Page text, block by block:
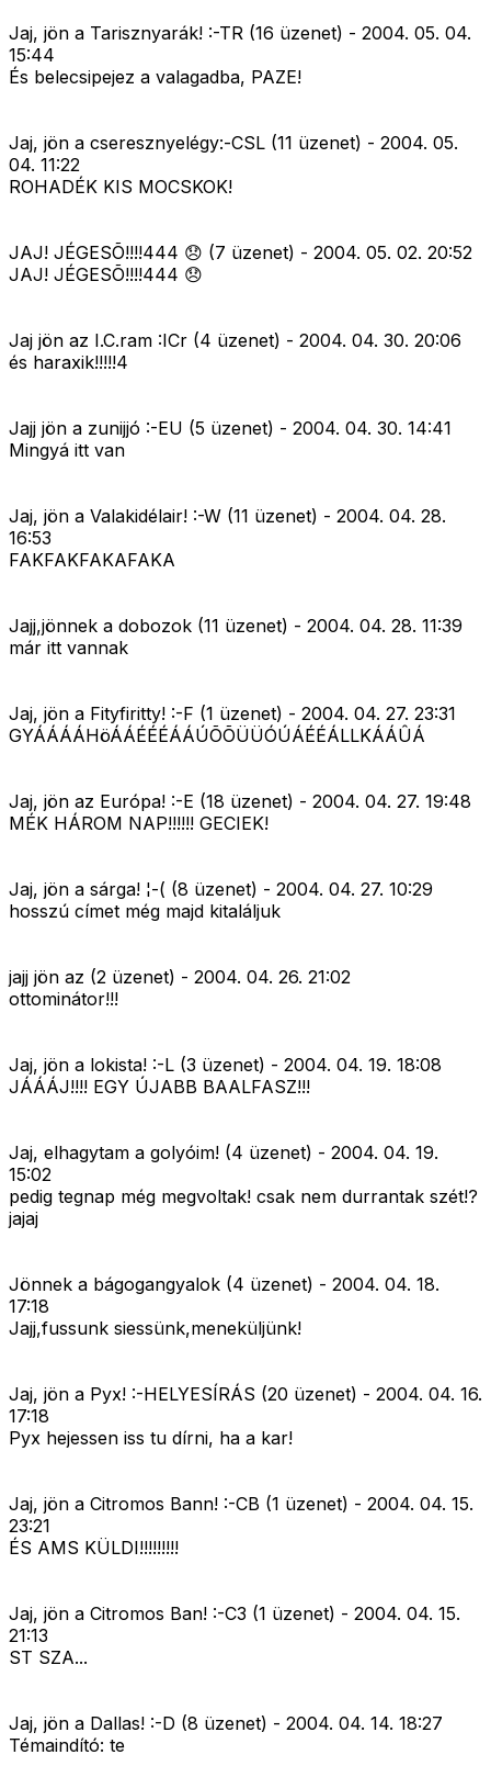
Jaj, jön a Tarisznyarák! :-TR (16 üzenet) - 2004. 05. 04.
15:44
És belecsipejez a valagadba, PAZE!
Jaj, jön a cseresznyelégy:-CSL (11 üzenet) - 2004. 05.
04. 11:22
ROHADÉK KIS MOCSKOK!
JAJ! JÉGESÕ!!!!444 😞 (7 üzenet) - 2004. 05. 02. 20:52
JAJ! JÉGESÕ!!!!444 😞
Jaj jön az I.C.ram :ICr (4 üzenet) - 2004. 04. 30. 20:06
és haraxik!!!!!4
Jajj jön a zunijjó :-EU (5 üzenet) - 2004. 04. 30. 14:41
Mingyá itt van
Jaj, jön a Valakidélair! :-W (11 üzenet) - 2004. 04. 28.
16:53
FAKFAKFAKAFAKA
Jajj,jönnek a dobozok (11 üzenet) - 2004. 04. 28. 11:39
már itt vannak
Jaj, jön a Fityfiritty! :-F (1 üzenet) - 2004. 04. 27. 23:31
GYÁÁÁÁHöÁÁÉÉÉÁÁÚÕÕÜÜÓÚÁÉÉÁLLKÁÁÛÁ
Jaj, jön az Európa! :-E (18 üzenet) - 2004. 04. 27. 19:48
MÉK HÁROM NAP!!!!!! GECIEK!
Jaj, jön a sárga! ¦-( (8 üzenet) - 2004. 04. 27. 10:29
hosszú címet még majd kitaláljuk
jajj jön az (2 üzenet) - 2004. 04. 26. 21:02
ottominátor!!!
Jaj, jön a lokista! :-L (3 üzenet) - 2004. 04. 19. 18:08
JÁÁÁJ!!!! EGY ÚJABB BAALFASZ!!!
Jaj, elhagytam a golyóim! (4 üzenet) - 2004. 04. 19.
15:02
pedig tegnap még megvoltak! csak nem durrantak szét!?
jajaj
Jönnek a bágogangyalok (4 üzenet) - 2004. 04. 18.
17:18
Jajj,fussunk siessünk,meneküljünk!
Jaj, jön a Pyx! :-HELYESÍRÁS (20 üzenet) - 2004. 04. 16.
17:18
Pyx hejessen iss tu dírni, ha a kar!
Jaj, jön a Citromos Bann! :-CB (1 üzenet) - 2004. 04. 15.
23:21
ÉS AMS KÜLDI!!!!!!!!!
Jaj, jön a Citromos Ban! :-C3 (1 üzenet) - 2004. 04. 15.
21:13
ST SZA...
Jaj, jön a Dallas! :-D (8 üzenet) - 2004. 04. 14. 18:27
Témaindító: te